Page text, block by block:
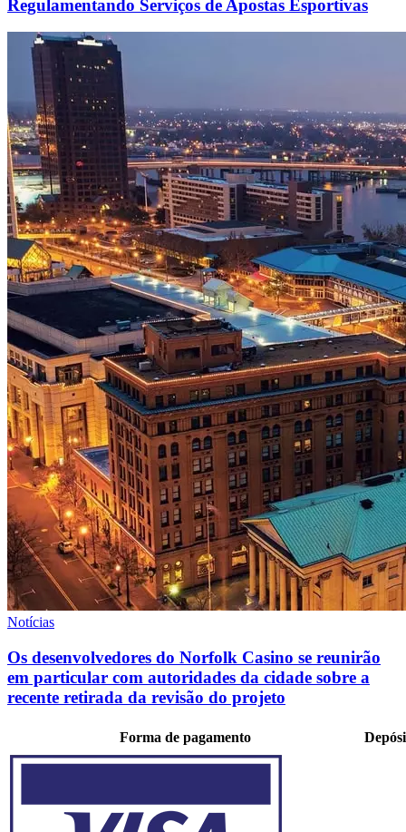
Regulamentando Serviços de Apostas Esportivas
Notícias
Os desenvolvedores do Norfolk Casino se reunirão
em particular com autoridades da cidade sobre a
recente retirada da revisão do projeto
Forma de pagamento